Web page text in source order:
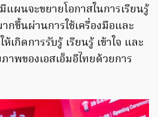
แผนจะขยายโอกาสในการเรียนรู้
กขึ้นผ่านการใช้เครื่องมือและ
กิดการรับรู้ เรียนรู้ เข้าใจ และ
าพของเอสเอ็มอีไทยด้วยการ